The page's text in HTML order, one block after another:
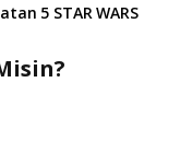
5 STAR WARS